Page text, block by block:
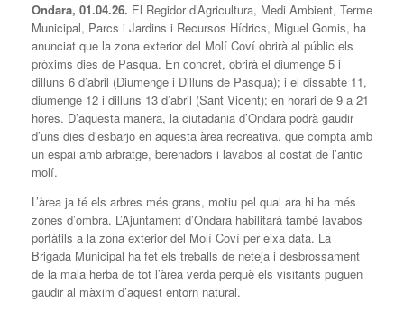
Ondara, 01.04.26. El Regidor d’Agricultura, Medi Ambient, Terme
Municipal, Parcs i Jardins i Recursos Hídrics, Miguel Gomis, ha
anunciat que la zona exterior del Molí Coví obrirà al públic els
pròxims dies de Pasqua. En concret, obrirà el diumenge 5 i
dilluns 6 d’abril (Diumenge i Dilluns de Pasqua); i el dissabte 11,
diumenge 12 i dilluns 13 d’abril (Sant Vicent); en horari de 9 a 21
hores. D’aquesta manera, la ciutadania d’Ondara podrà gaudir
d’uns dies d’esbarjo en aquesta àrea recreativa, que compta amb
un espai amb arbratge, berenadors i lavabos al costat de l’antic
molí.
L’àrea ja té els arbres més grans, motiu pel qual ara hi ha més
zones d’ombra. L’Ajuntament d’Ondara habilitarà també lavabos
portàtils a la zona exterior del Molí Coví per eixa data. La
Brigada Municipal ha fet els treballs de neteja i desbrossament
de la mala herba de tot l’àrea verda perquè els visitants puguen
gaudir al màxim d’aquest entorn natural.